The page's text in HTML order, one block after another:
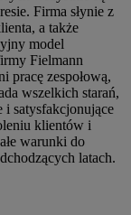
Firma słynie z
a także
model
Fielmann
pracę zespołową,
wszelkich starań,
satysfakcjonujące
klientów i
warunki do
latach.